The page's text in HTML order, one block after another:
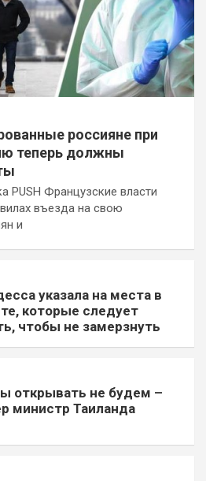
россияне при
теперь должны
PUSH Французские власти
въезда на свою
и
указала на места в
которые следует
чтобы не замерзнуть
открывать не будем –
министр Таиланда